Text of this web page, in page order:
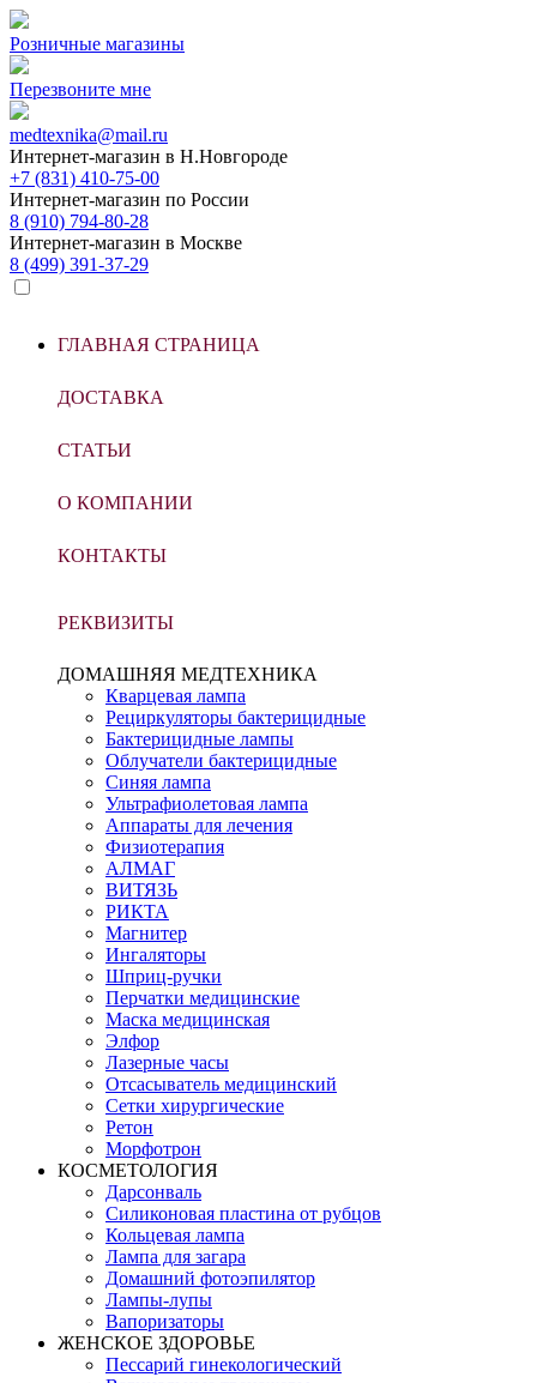
Розничные магазины
Перезвоните мне
medtexnika@mail.ru
Интернет-магазин в Н.Новгороде
+7 (831) 410-75-00
Интернет-магазин по России
8 (910) 794-80-28
Интернет-магазин в Москве
8 (499) 391-37-29
ГЛАВНАЯ СТРАНИЦА
ДОСТАВКА
СТАТЬИ
О КОМПАНИИ
КОНТАКТЫ
РЕКВИЗИТЫ
ДОМАШНЯЯ МЕДТЕХНИКА
Кварцевая лампа
Рециркуляторы бактерицидные
Бактерицидные лампы
Облучатели бактерицидные
Синяя лампа
Ультрафиолетовая лампа
Аппараты для лечения
Физиотерапия
АЛМАГ
ВИТЯЗЬ
РИКТА
Магнитер
Ингаляторы
Шприц-ручки
Перчатки медицинские
Маска медицинская
Элфор
Лазерные часы
Отсасыватель медицинский
Сетки хирургические
Ретон
Морфотрон
КОСМЕТОЛОГИЯ
Дарсонваль
Силиконовая пластина от рубцов
Кольцевая лампа
Лампа для загара
Домашний фотоэпилятор
Лампы-лупы
Вапоризаторы
ЖЕНСКОЕ ЗДОРОВЬЕ
Пессарий гинекологический